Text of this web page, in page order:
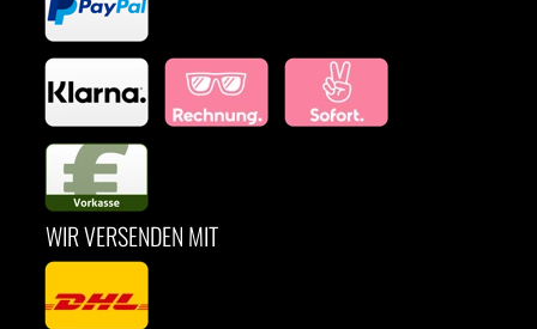
WIR VERSENDEN MIT